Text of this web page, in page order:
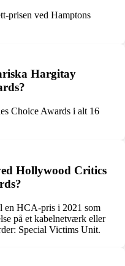
prisen ved Hamptons
Hargitay
Choice Awards i alt 16
Hollywood Critics
en HCA-pris i 2021 som
på et kabelnetværk eller
Special Victims Unit.